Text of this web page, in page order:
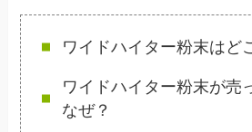
ワイドハイター粉末はど
ワイドハイター粉末が売
なぜ？